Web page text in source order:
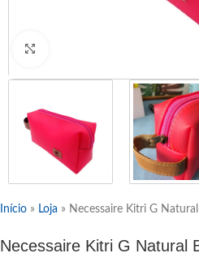
Início » Loja » Necessaire Kitri G
Necessaire Kitri G Natural